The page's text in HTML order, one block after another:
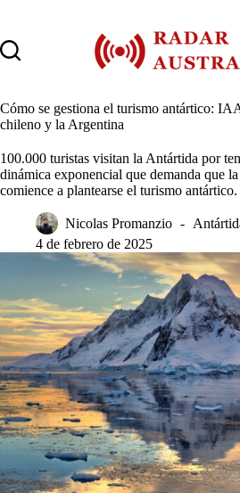
contenido
Cómo se gestiona el turismo antártico:
chileno y la Argentina
100.000 turistas visitan la Antártida por
dinámica exponencial que demanda que
comience a plantearse el turismo antártico.
Nicolas Promanzio
4 de febrero de 2025